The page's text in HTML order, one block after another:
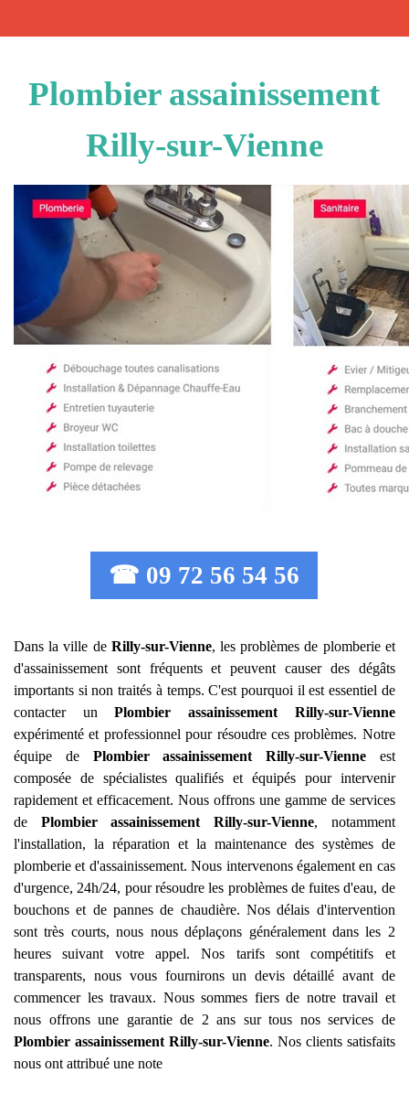
Plombier assainissement
Rilly-sur-Vienne
☎ 09 72 56 54 56
Dans la ville de Rilly-sur-Vienne, les problèmes de plomberie et
d'assainissement sont fréquents et peuvent causer des dégâts
importants si non traités à temps. C'est pourquoi il est essentiel de
contacter unPlombier assainissement
Rilly-sur-Vienne
expérimenté et professionnel pour résoudre ces problèmes. Notre
équipe de Plombier assainissement Rilly-sur-Vienne est
composée de spécialistes qualifiés et équipés pour intervenir
rapidement et efficacement. Nous offrons une gamme de services
de Plombier assainissement Rilly-sur-Vienne, notamment
l'installation, la réparation et la maintenance des systèmes de
plomberie et d'assainissement. Nous intervenons également en cas
d'urgence, 24h/24, pour résoudre les problèmes de fuites d'eau, de
bouchons et de pannes de chaudière. Nos délais d'intervention
sont très courts, nous nous déplaçons généralement dans les 2
heures suivant votre appel. Nos tarifs sont compétitifs et
transparents, nous vous fournirons un devis détaillé avant de
commencer les travaux. Nous sommes fiers de notre travail et
nous offrons une garantie de 2 ans sur tous nos services de
Plombier assainissement Rilly-sur-Vienne. Nos clients satisfaits
nous ont attribué une note